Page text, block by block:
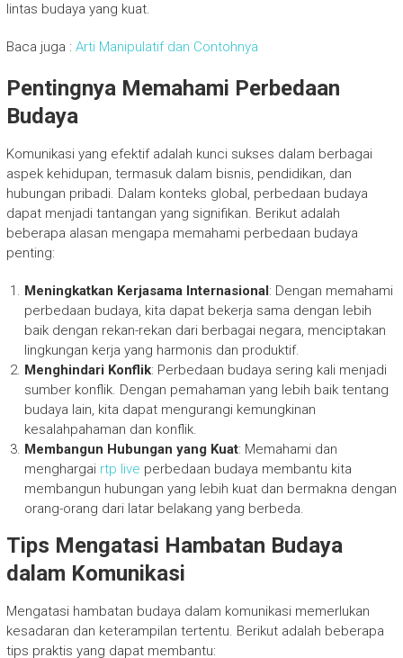
lintas budaya yang kuat.
Baca juga : Arti Manipulatif dan Contohnya
Pentingnya Memahami Perbedaan
Budaya
Komunikasi yang efektif adalah kunci sukses dalam berbagai
aspek kehidupan, termasuk dalam bisnis, pendidikan, dan
hubungan pribadi. Dalam konteks global, perbedaan budaya
dapat menjadi tantangan yang signifikan. Berikut adalah
beberapa alasan mengapa memahami perbedaan budaya
penting:
Meningkatkan Kerjasama Internasional : Dengan memahami
perbedaan budaya, kita dapat bekerja sama dengan lebih
baik dengan rekan-rekan dari berbagai negara, menciptakan
lingkungan kerja yang harmonis dan produktif.
Menghindari Konflik: Perbedaan budaya sering kali menjadi
sumber konflik. Dengan pemahaman yang lebih baik tentang
budaya lain, kita dapat mengurangi kemungkinan
kesalahpahaman dan konflik.
Membangun Hubungan yang Kuat: Memahami dan
menghargai rtp live perbedaan budaya membantu kita
membangun hubungan yang lebih kuat dan bermakna dengan
orang-orang dari latar belakang yang berbeda.
Tips Mengatasi Hambatan Budaya
dalam Komunikasi
Mengatasi hambatan budaya dalam komunikasi memerlukan
kesadaran dan keterampilan tertentu. Berikut adalah beberapa
tips praktis yang dapat membantu: